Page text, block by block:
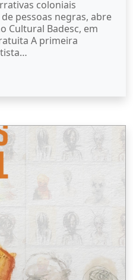
coloniais
pessoas negras, abre
Cultural Badesc, em
A primeira